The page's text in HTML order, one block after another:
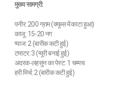
मुख्य सामग्री:
पनीर: 200 ग्राम (क्यूब्स में काटा हुआ)
काजू: 15-20 नग
प्याज: 2 (बारीक कटी हुई)
टमाटर: 3 (प्यूरी बनाई हुई)
अदरक-लहसुन का पेस्ट: 1 चम्मच
हरी मिर्च: 2 (बारीक कटी हुई)